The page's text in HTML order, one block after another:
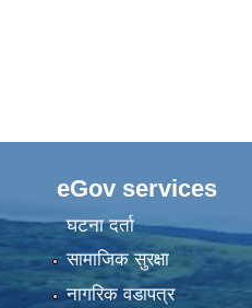
eGov services
घटना दर्ता
सामाजिक सुरक्षा
नागरिक वडापत्र